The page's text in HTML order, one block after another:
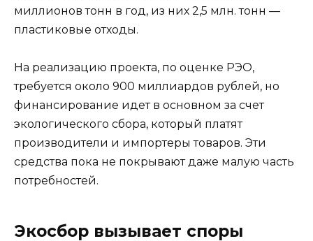
миллионов тонн в год, из них 2,5 млн. тонн —
пластиковые отходы.
На реализацию проекта, по оценке РЭО,
требуется около 900 миллиардов рублей, но
финансирование идет в основном за счет
экологического сбора, который платят
производители и импортеры товаров. Эти
средства пока не покрывают даже малую часть
потребностей.
Экосбор вызывает споры